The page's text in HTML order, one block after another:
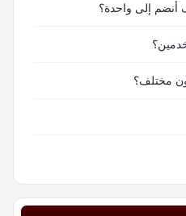
أنضم إلى واحدة؟
مختلف؟